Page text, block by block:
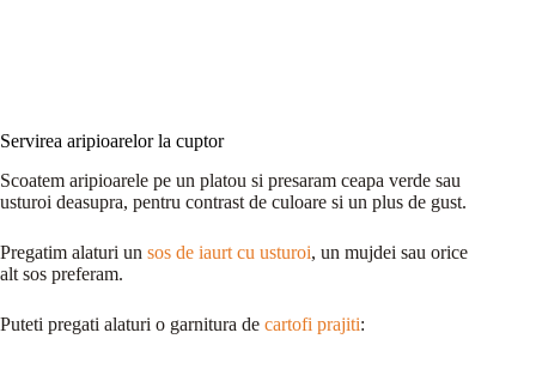
Servirea aripioarelor la cuptor
Scoatem aripioarele pe un platou si presaram ceapa verde sau
usturoi deasupra, pentru contrast de culoare si un plus de gust.
Pregatim alaturi un sos de iaurt cu usturoi, un mujdei sau orice
alt sos preferam.
Puteti pregati alaturi o garnitura de cartofi prajiti: